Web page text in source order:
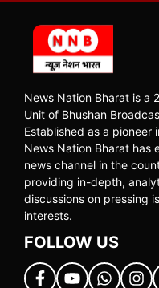
News Nation Bharat is a
Unit of Bhushan
Established as a pioneer
News Nation Bharat has
news channel in the
providing in-depth,
discussions on pressing
interests.
FOLLOW US